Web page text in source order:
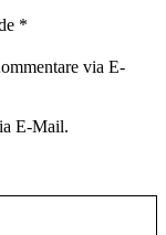
*
via E-
E-Mail.